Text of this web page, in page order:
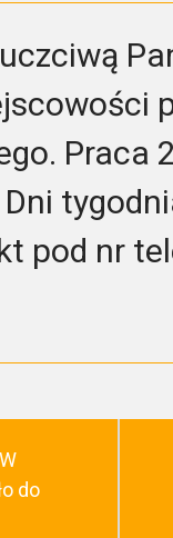
Praca
pod nr
do